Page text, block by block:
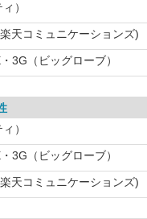
）
天コミュニケーションズ)
3G（ビッグローブ）
）
3G（ビッグローブ）
天コミュニケーションズ)